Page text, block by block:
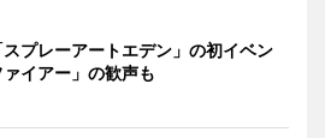
プレーアートエデン」の初イベン
イアー」の歓声も